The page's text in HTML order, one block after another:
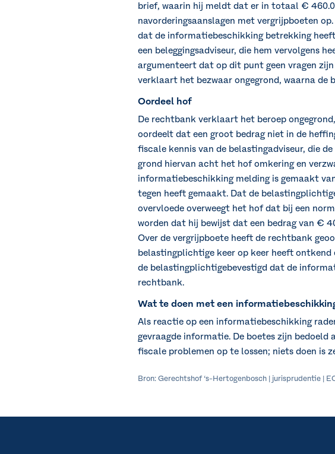
brief, waarin hij meldt dat er in totaal €
navorderingsaanslagen met vergrijpboeten
dat de informatiebeschikking betrekking
een beleggingsadviseur, die hem vervolgens
argumenteert dat op dit punt geen vragen
verklaart het bezwaar ongegrond, waarna
Oordeel hof
De rechtbank verklaart het beroep
oordeelt dat een groot bedrag niet in de
fiscale kennis van de belastingadviseur, die
grond hiervan acht het hof omkering en
informatiebeschikking melding is gemaakt
tegen heeft gemaakt. Dat de
overvloede overweegt het hof dat bij een
worden dat hij bewijst dat een bedrag van €
Over de vergrijpboete heeft de rechtbank
belastingplichtige keer op keer heeft ontkend
de belastingplichtigebevestigd dat de
rechtbank.
Wat te doen met een
Als reactie op een informatiebeschikking
gevraagde informatie. De boetes zijn
fiscale problemen op te lossen; niets doen is
Bron: Gerechtshof ‘s-Hertogenbosch | jurisprudentie |